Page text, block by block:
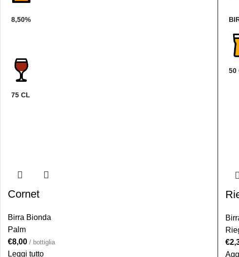
8,50%
75 CL
Cornet
Birra Bionda
Palm
€8,00 / bottiglia
Leggi tutto
50
€